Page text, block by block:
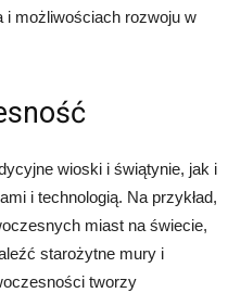
i możliwościach rozwoju w
wioski i świątynie, jak i
i technologią. Na przykład,
miast na świecie,
starożytne mury i
tworzy